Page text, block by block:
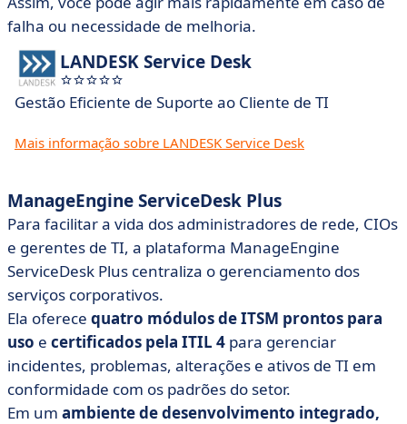
falha ou necessidade de melhoria.
LANDESK Service Desk
Gestão Eficiente de Suporte ao Cliente de TI
Mais informação sobre LANDESK Service Desk
ManageEngine ServiceDesk Plus
Para facilitar a vida dos administradores de rede, CIOs
e gerentes de TI, a plataforma ManageEngine
ServiceDesk Plus centraliza o gerenciamento dos
serviços corporativos.
Ela oferece quatro módulos de ITSM prontos para
uso e certificados pela ITIL 4 para gerenciar
incidentes, problemas, alterações e ativos de TI em
conformidade com os padrões do setor.
Em um ambiente de desenvolvimento integrado,